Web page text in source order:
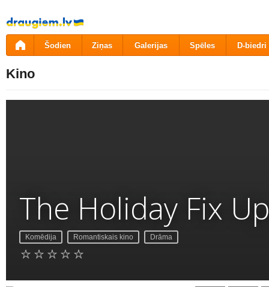
Pāriet
uz
saturu
Šodien Ziņas Galerijas Spēles D-biedri
Kino
The Holiday Fix Up
Komēdija Romantiskais kino Drāma